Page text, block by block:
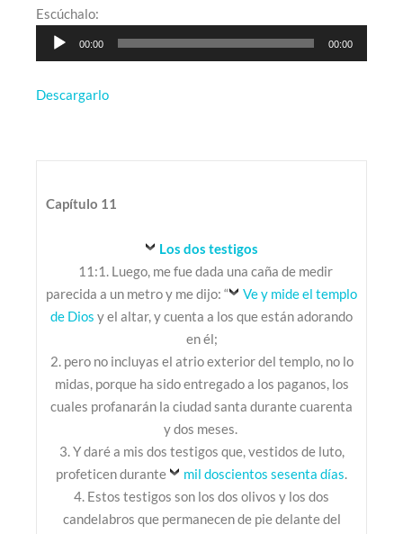
Escúchalo:
audio
00:00 00:00
Descargarlo
Capítulo 11
Los dos testigos
11:1. Luego, me fue dada una caña de medir
parecida a un metro y me dijo: “
Ve y mide el templo
de Dios y el altar, y cuenta a los que están adorando
en él;
2. pero no incluyas el atrio exterior del templo, no lo
midas, porque ha sido entregado a los paganos, los
cuales profanarán la ciudad santa durante cuarenta
y dos meses.
3. Y daré a mis dos testigos que, vestidos de luto,
profeticen durante
mil doscientos sesenta días.
4. Estos testigos son los dos olivos y los dos
candelabros que permanecen de pie delante del